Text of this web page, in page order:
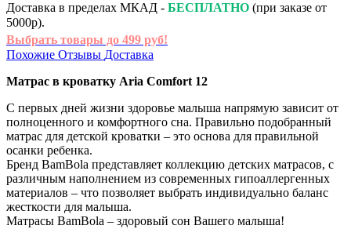
Доставка в пределах МКАД - БЕСПЛАТНО (при заказе от
5000р).
Выбрать товары до 499 руб!
Похожие Отзывы Доставка
Матрас в кроватку Aria Comfort 12
С первых дней жизни здоровье малыша напрямую зависит от
полноценного и комфортного сна. Правильно подобранный
матрас для детской кроватки – это основа для правильной
осанки ребенка.
Бренд BamBola представляет коллекцию детских матрасов, с
различным наполнением из современных гипоаллергенных
материалов – что позволяет выбрать индивидуально баланс
жесткости для малыша.
Матрасы BamBola – здоровый сон Вашего малыша!